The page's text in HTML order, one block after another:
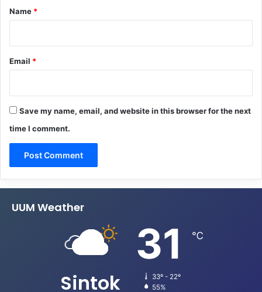
*
Name *
Email *
Save my name, email, and website in this browser for the next
time I comment.
UUM Weather
Sintok
31 ℃
33º - 22º
55%